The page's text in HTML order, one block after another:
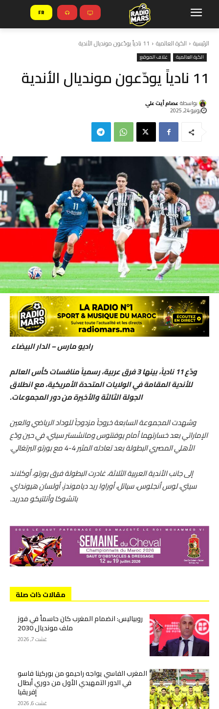
FR
الرئيسية الكرة العالمية 11 نادياً يودّعون مونديال الأندية
الكرة العالمية غلاف الموقع
11 نادياً يودّعون مونديال الأندية
بواسطة عصام أيت علي
يونيو 24, 2025
راديو مارس – الدار البيضاء
ودّع 11 نادياً، بينها 3 فرق عربية، رسمياً منافسات كأس العالم
للأندية المقامة في الولايات المتحدة الأمريكية، مع انطلاق
الجولة الثالثة والأخيرة من دور المجموعات.
وشهدت المجموعة السابعة خروجاً مزدوجاً للوداد الرياضي والعين
الإماراتي بعد خسارتهما أمام يوفنتوس ومانشستر سيتي، في حين ودّع
الأهلي المصري البطولة بعد تعادله المثير 4-4 مع بورتو البرتغالي.
إلى جانب الأندية العربية الثلاثة، غادرت البطولة فرق بورتو، أوكلاند
سيتي، لوس أنجلوس، سياتل، أوراوا ريد دياموندز، أولسان هيونداي،
باتشوكا وأتلتيكو مدريد.
مقالات ذات صلة
روبياليس: انضمام المغرب كان حاسماً في فوز
ملف مونديال 2030
غشت 7, 2026
المغرب الفاسي يواجه راحيمو من بوركينا فاسو
في الدور التمهيدي الأول من دوري أبطال
إفريقيا
غشت 6, 2026